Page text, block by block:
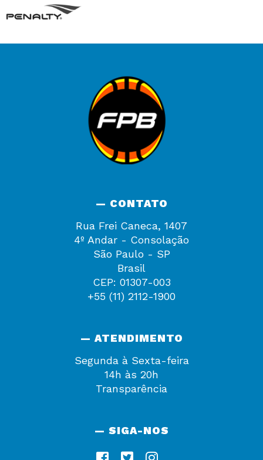
— CONTATO
Rua Frei Caneca, 1407
4º Andar - Consolação
São Paulo - SP
Brasil
CEP: 01307-003
+55 (11) 2112-1900
— ATENDIMENTO
Segunda à Sexta-feira
14h às 20h
Transparência
— SIGA-NOS